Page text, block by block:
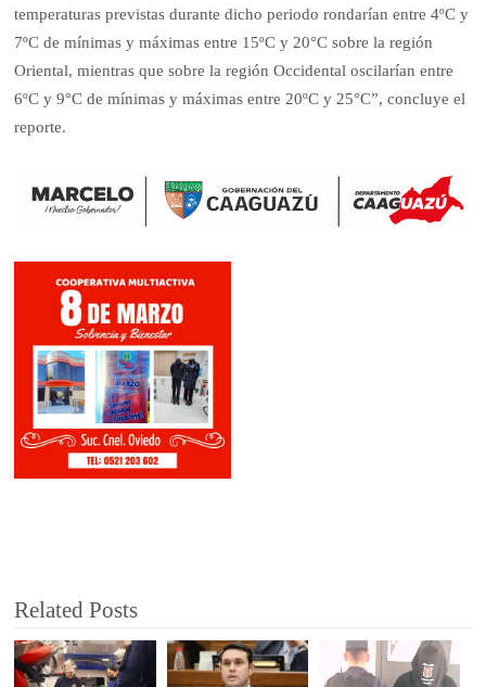
temperaturas previstas durante dicho periodo rondarían entre 4ºC y
7ºC de mínimas y máximas entre 15ºC y 20°C sobre la región
Oriental, mientras que sobre la región Occidental oscilarían entre
6ºC y 9°C de mínimas y máximas entre 20ºC y 25°C”, concluye el
reporte.
Related Posts